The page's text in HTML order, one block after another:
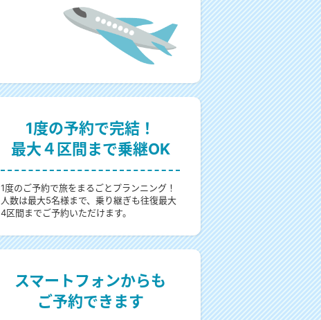
1度の予約で完結！
最大４区間まで乗継OK
1度のご予約で旅をまるごとプランニング！
人数は最大5名様まで、乗り継ぎも往復最大
4区間までご予約いただけます。
スマートフォンからも
ご予約できます